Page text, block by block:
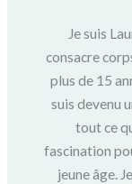
Je suis
consacre
plus de 15
suis devenu
tout ce
fascination
jeune âge.